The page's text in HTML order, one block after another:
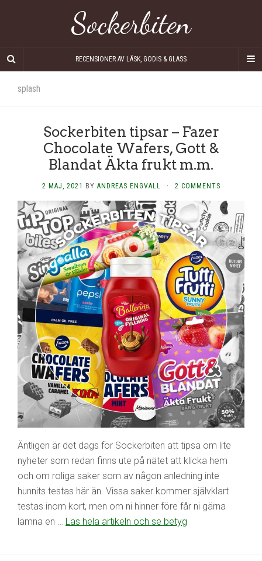
Sockerbiten
RECENSIONER AV LÄSK, GODIS & GLASS
splash
Sockerbiten tipsar – Fazer
Chocolate Wafers, Gott &
Blandat Äkta frukt m.m.
2 MAJ, 2021 BY ANDREAS ENGVALL · 2 COMMENTS
Äntligen är det dags för Sockerbiten att tipsa om lite
nyheter som redan finns ute på nätet att klicka hem
och om roliga saker som av någon anledning inte
hunnits testas här än. Vissa saker kommer självklart
testas inom kort, men om ni hinner före får ni gärna
lämna en … Läs hela artikeln och se betyg